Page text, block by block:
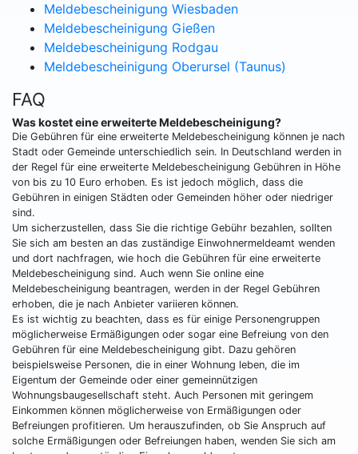
Meldebescheinigung Wiesbaden
Meldebescheinigung Gießen
Meldebescheinigung Rodgau
Meldebescheinigung Oberursel (Taunus)
FAQ
Was kostet eine erweiterte Meldebescheinigung?
Die Gebühren für eine erweiterte Meldebescheinigung können je nach
Stadt oder Gemeinde unterschiedlich sein. In Deutschland werden in
der Regel für eine erweiterte Meldebescheinigung Gebühren in Höhe
von bis zu 10 Euro erhoben. Es ist jedoch möglich, dass die
Gebühren in einigen Städten oder Gemeinden höher oder niedriger
sind.
Um sicherzustellen, dass Sie die richtige Gebühr bezahlen, sollten
Sie sich am besten an das zuständige Einwohnermeldeamt wenden
und dort nachfragen, wie hoch die Gebühren für eine erweiterte
Meldebescheinigung sind. Auch wenn Sie online eine
Meldebescheinigung beantragen, werden in der Regel Gebühren
erhoben, die je nach Anbieter variieren können.
Es ist wichtig zu beachten, dass es für einige Personengruppen
möglicherweise Ermäßigungen oder sogar eine Befreiung von den
Gebühren für eine Meldebescheinigung gibt. Dazu gehören
beispielsweise Personen, die in einer Wohnung leben, die im
Eigentum der Gemeinde oder einer gemeinnützigen
Wohnungsbaugesellschaft steht. Auch Personen mit geringem
Einkommen können möglicherweise von Ermäßigungen oder
Befreiungen profitieren. Um herauszufinden, ob Sie Anspruch auf
solche Ermäßigungen oder Befreiungen haben, wenden Sie sich am